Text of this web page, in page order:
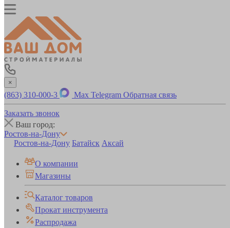
×
(863) 310-000-3 Max Telegram Обратная связь
Заказать звонок
Ваш город:
Ростов-на-Дону
Ростов-на-Дону Батайск Аксай
О компании
Магазины
Каталог товаров
Прокат инструмента
Распродажа